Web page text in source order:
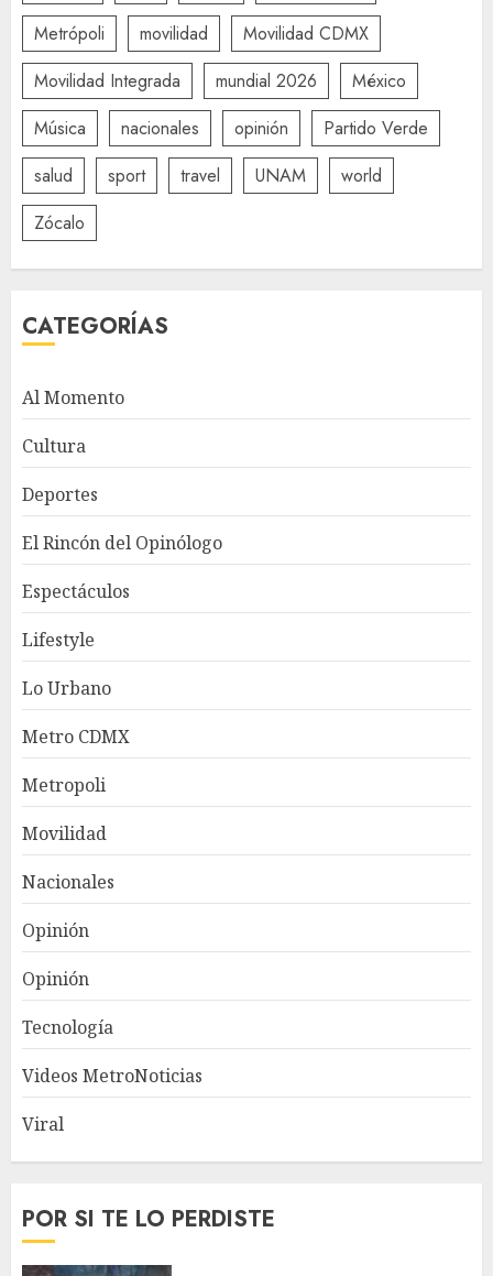
Metrópoli
movilidad
Movilidad CDMX
Movilidad Integrada
mundial 2026
México
Música
nacionales opinión
Partido Verde
salud
sport travel UNAM
world
Zócalo
CATEGORÍAS
Al Momento
Cultura
Deportes
El Rincón del Opinólogo
Espectáculos
Lifestyle
Lo Urbano
Metro CDMX
Metropoli
Movilidad
Nacionales
Opinión
Opinión
Tecnología
Videos MetroNoticias
Viral
POR SI TE LO PERDISTE